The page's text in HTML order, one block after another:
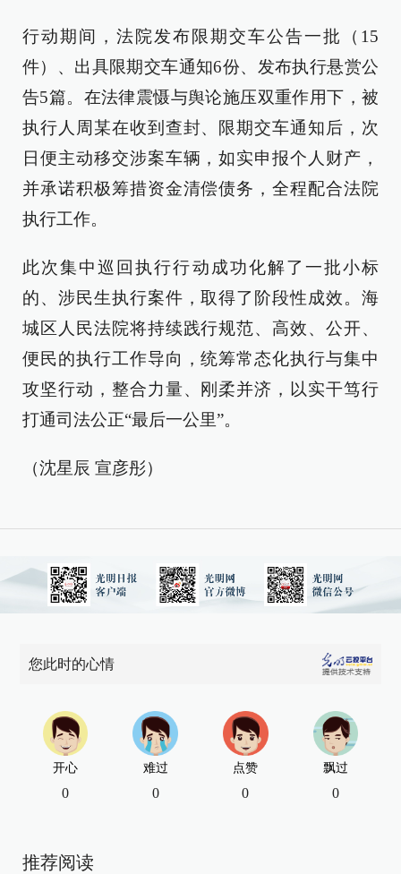
行动期间，法院发布限期交车公告一批（15
件）、出具限期交车通知6份、发布执行悬赏公
告5篇。在法律震慑与舆论施压双重作用下，被
执行人周某在收到查封、限期交车通知后，次
日便主动移交涉案车辆，如实申报个人财产，
并承诺积极筹措资金清偿债务，全程配合法院
执行工作。
此次集中巡回执行行动成功化解了一批小标
的、涉民生执行案件，取得了阶段性成效。海
城区人民法院将持续践行规范、高效、公开、
便民的执行工作导向，统筹常态化执行与集中
攻坚行动，整合力量、刚柔并济，以实干笃行
打通司法公正“最后一公里”。
（沈星辰 宣彦彤）
您此时的心情
开心
0
难过
0
点赞
0
飘过
0
推荐阅读